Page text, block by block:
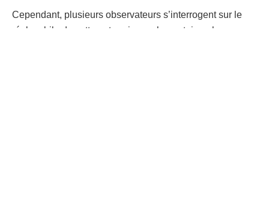
Cependant, plusieurs observateurs s’interrogent sur le
réel mobile de cette entreprise parlementaire, alors que